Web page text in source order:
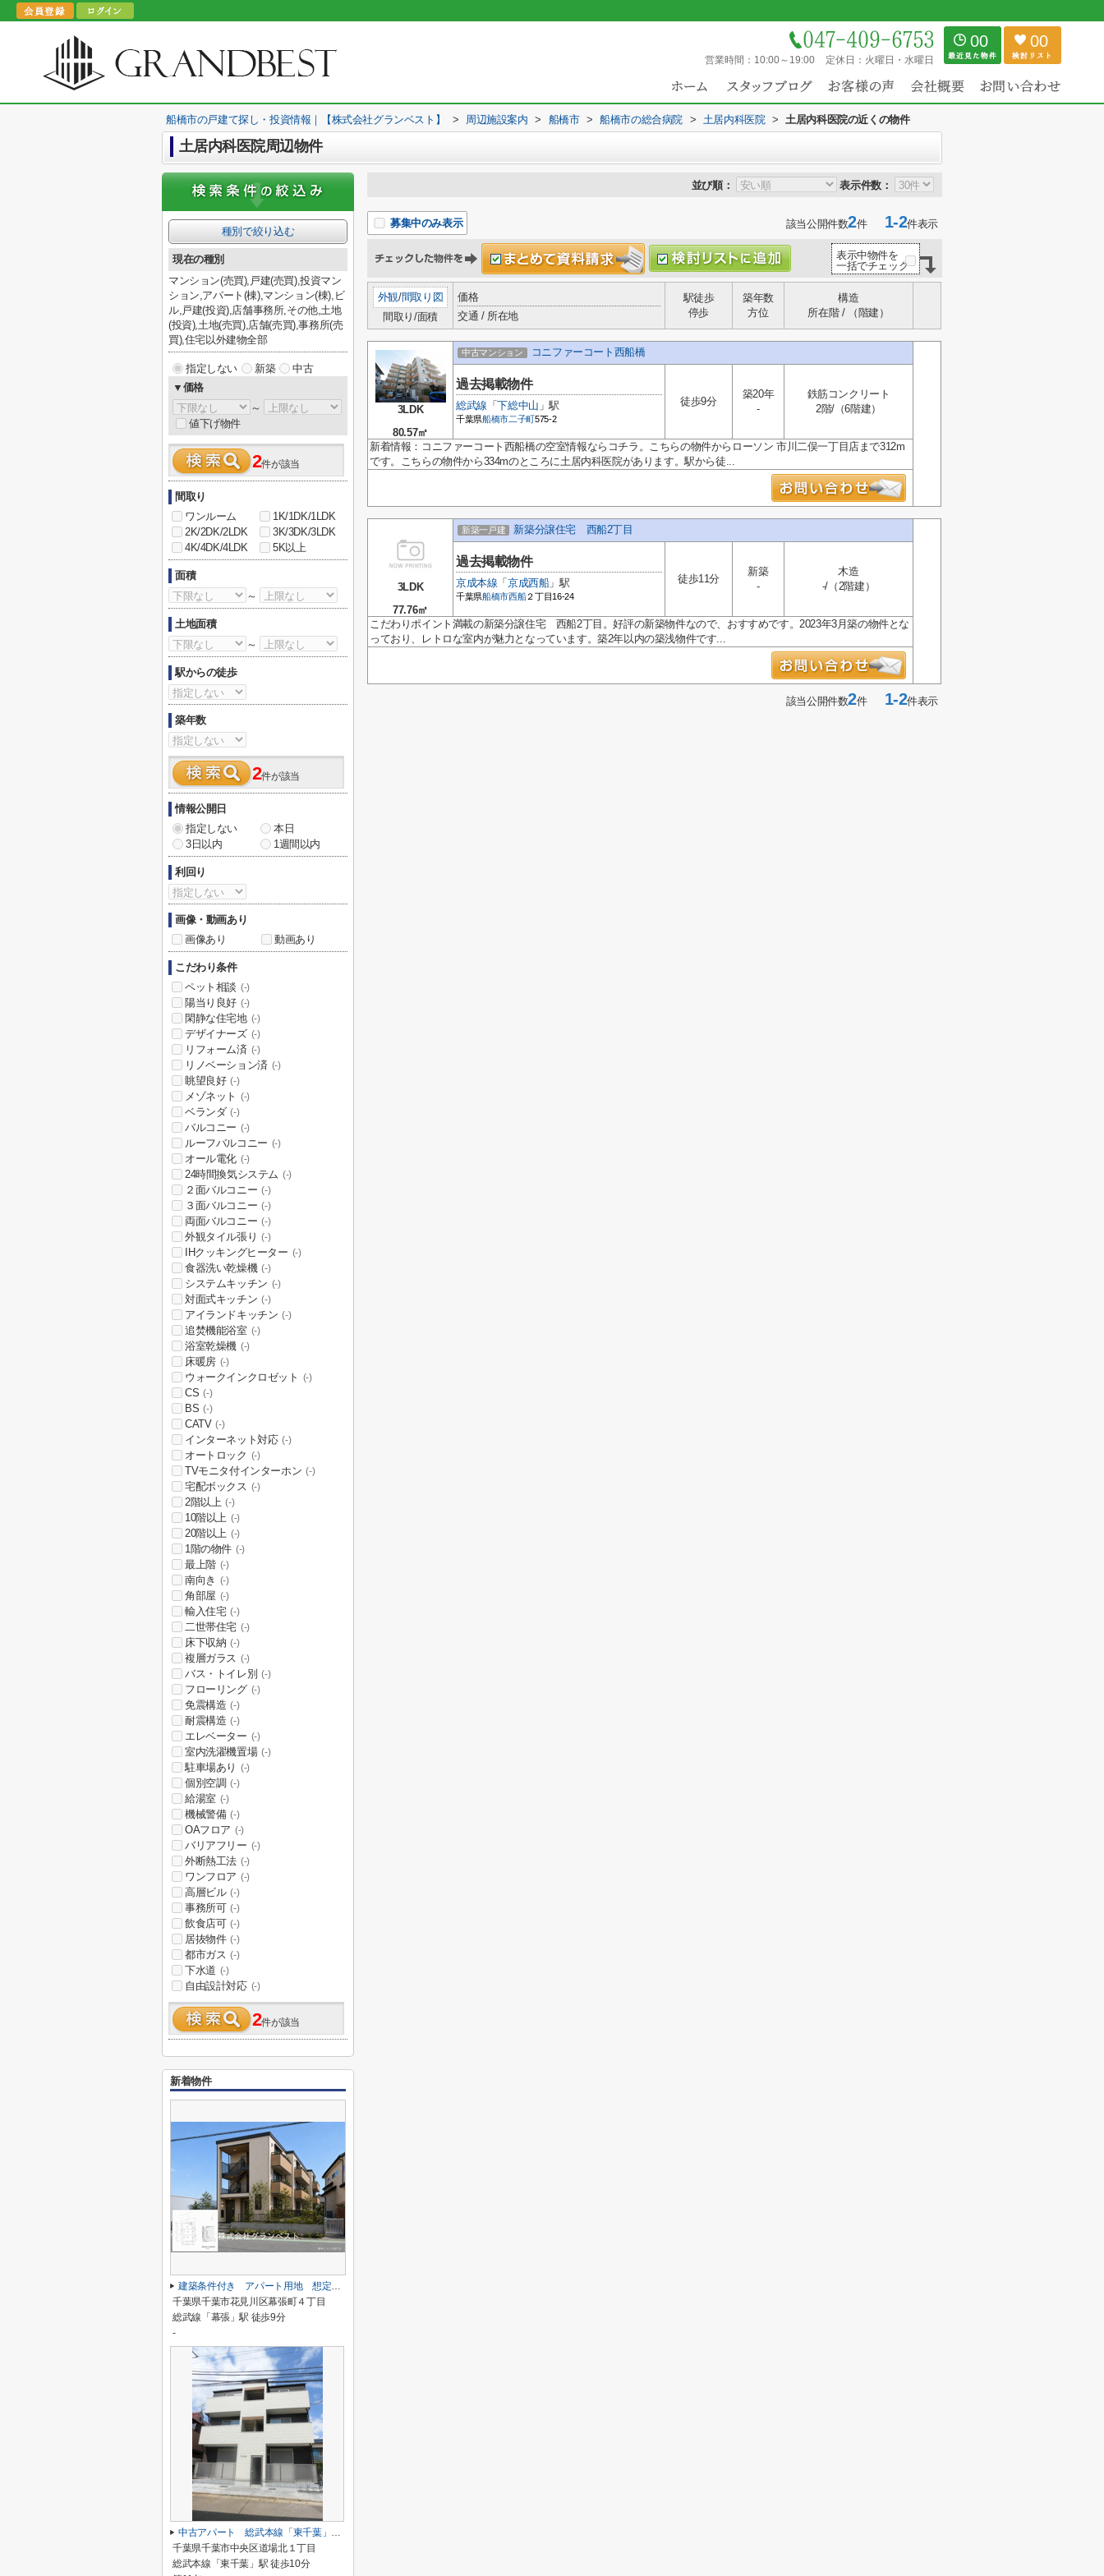
営業時間： 10:00～19:00 定休日： 火曜日・水曜日
00 00
船橋市の戸建て探し・投資情報｜【株式会社グランベスト】 > 周辺施設案内 > 船橋市 > 船橋市の総合病院 > 土居内科医院 > 土居内科医院の近くの物件
土居内科医院周辺物件
並び順： 表示件数：
募集中のみ表示 該当公開件数2件1-2件表示
表示中物件を
一括でチェック
外観/間取り図
間取り/面積
価格
交通 / 所在地
駅徒歩
停歩
築年数
方位
構造
所在階 / （階建）
3LDK
80.57㎡
中古マンション コニファーコート西船橋
過去掲載物件
総武線 「下総中山 」駅
千葉県船橋市二子町575-2
徒歩9分
築20年
-
鉄筋コンクリート
2階/（6階建）
新着情報：コニファーコート西船橋の空室情報ならコチラ。こちらの物件からローソン 市川二俣一丁目店まで312m
です。こちらの物件から334mのところに土居内科医院があります。駅から徒...
3LDK
77.76㎡
新築一戸建 新築分譲住宅 西船2丁目
過去掲載物件
京成本線 「京成西船」駅
千葉県船橋市西船２丁目16-24
徒歩11分
新築
-
木造
-/（2階建）
こだわりポイント満載の新築分譲住宅 西船2丁目。好評の新築物件なので、おすすめです。2023年3月築の物件とな
っており、レトロな室内が魅力となっています。築2年以内の築浅物件です...
該当公開件数2件1-2件表示
種別で絞り込む
現在の種別
マンション(売買),戸建(売買),投資マン
ション,アパート(棟),マンション(棟),ビ
ル,戸建(投資),店舗事務所,その他,土地
(投資),土地(売買),店舗(売買),事務所(売
買),住宅以外建物全部
指定しない 新築
中古
▼価格
～
値下げ物件
2件が該当
間取り
ワンルーム
1K/1DK/1LDK
2K/2DK/2LDK
3K/3DK/3LDK
4K/4DK/4LDK
5K以上
面積
～
土地面積
～
駅からの徒歩
築年数
2件が該当
情報公開日
指定しない
本日
3日以内
1週間以内
利回り
画像・動画あり
画像あり
動画あり
こだわり条件
ペット相談 (-)
陽当り良好 (-)
閑静な住宅地 (-)
デザイナーズ (-)
リフォーム済 (-)
リノベーション済 (-)
眺望良好 (-)
メゾネット (-)
ベランダ (-)
バルコニー (-)
ルーフバルコニー (-)
オール電化 (-)
24時間換気システム (-)
２面バルコニー (-)
３面バルコニー (-)
両面バルコニー (-)
外観タイル張り (-)
IHクッキングヒーター (-)
食器洗い乾燥機 (-)
システムキッチン (-)
対面式キッチン (-)
アイランドキッチン (-)
追焚機能浴室 (-)
浴室乾燥機 (-)
床暖房 (-)
ウォークインクロゼット (-)
CS (-)
BS (-)
CATV (-)
インターネット対応 (-)
オートロック (-)
TVモニタ付インターホン (-)
宅配ボックス (-)
2階以上 (-)
10階以上 (-)
20階以上 (-)
1階の物件 (-)
最上階 (-)
南向き (-)
角部屋 (-)
輸入住宅 (-)
二世帯住宅 (-)
床下収納 (-)
複層ガラス (-)
バス・トイレ別 (-)
フローリング (-)
免震構造 (-)
耐震構造 (-)
エレベーター (-)
室内洗濯機置場 (-)
駐車場あり (-)
個別空調 (-)
給湯室 (-)
機械警備 (-)
OAフロア (-)
バリアフリー (-)
外断熱工法 (-)
ワンフロア (-)
高層ビル (-)
事務所可 (-)
飲食店可 (-)
居抜物件 (-)
都市ガス (-)
下水道 (-)
自由設計対応 (-)
2件が該当
新着物件
建築条件付き アパート用地 想定利回り6.3％
千葉県千葉市花見川区幕張町４丁目
総武線「幕張」駅 徒歩9分
-
中古アパート 総武本線「東千葉」 徒歩10分 表面6.76％
千葉県千葉市中央区道場北１丁目
総武本線「東千葉」駅 徒歩10分